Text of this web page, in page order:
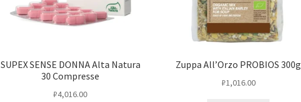
SUPEX SENSE DONNA Alta Natura
30 Compresse
₽4,016.00
Zuppa All’Orzo PROBIOS 300g
₽1,016.00